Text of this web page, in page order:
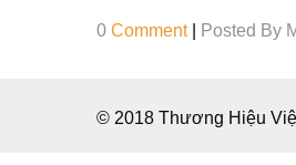
0 Comment Posted By
© 2018 Thương Hiệu